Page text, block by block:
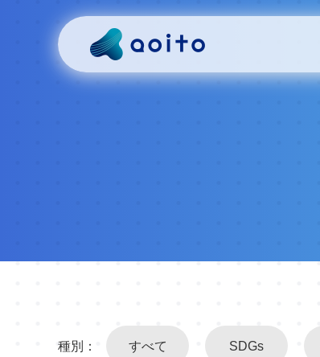
種別： すべて SDGs